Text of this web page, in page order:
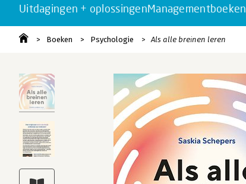
Uitdagingen + oplossingenManagementboeken
Boeken Psychologie Als alle breinen leren